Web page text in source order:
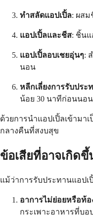
ทำสลัดแอปเปิ้ล: ผสม
แอปเปิ้ลและชีส: ชิ้นแ
แอปเปิ้ลอบเชยอุ่นๆ:
นอน
หลีกเลี่ยงการรับประ
น้อย 30 นาทีก่อนนอ
ด้วยการนำแอปเปิ้ลเข้าม
กลางคืนที่สงบสุข
ข้อเสียที่อาจเกิด
แม้ว่าการรับประทานแอป
อาการไม่ย่อยหรือท้อ
กระเพาะอาหารที่บอ